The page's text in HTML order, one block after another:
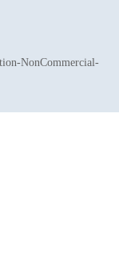
NonCommercial-